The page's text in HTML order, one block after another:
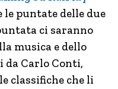
puntate delle due
ci saranno
musica e dello
Carlo Conti,
classifiche che li